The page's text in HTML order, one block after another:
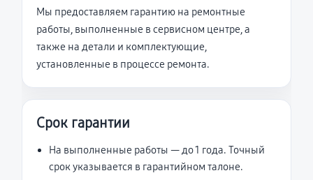
Мы предоставляем гарантию на ремонтные
работы, выполненные в сервисном центре, а
также на детали и комплектующие,
установленные в процессе ремонта.
Срок гарантии
На выполненные работы — до 1 года. Точный
срок указывается в гарантийном талоне.